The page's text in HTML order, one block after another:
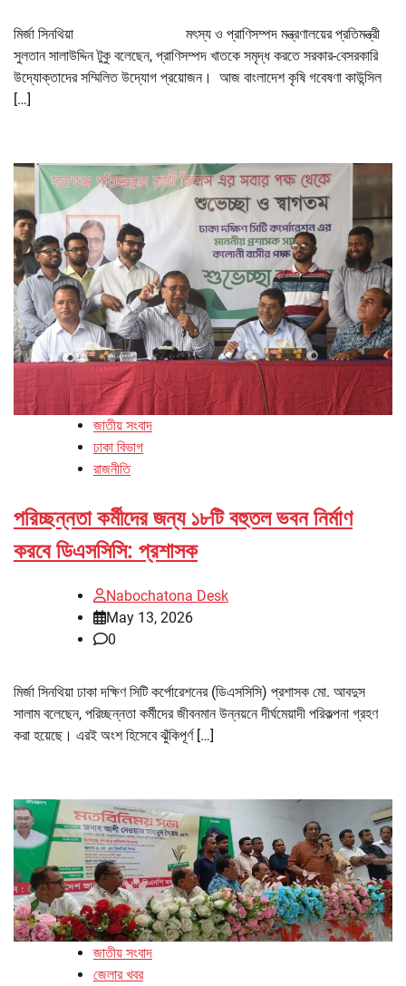
মির্জা সিনথিয়া মৎস্য ও প্রাণিসম্পদ মন্ত্রণালয়ের প্রতিমন্ত্রী
সুলতান সালাউদ্দিন টুকু বলেছেন, প্রাণিসম্পদ খাতকে সমৃদ্ধ করতে সরকার-বেসরকারি
উদ্যোক্তাদের সম্মিলিত উদ্যোগ প্রয়োজন। আজ বাংলাদেশ কৃষি গবেষণা কাউন্সিল
[…]
জাতীয় সংবাদ
ঢাকা বিভাগ
রাজনীতি
পরিচ্ছন্নতা কর্মীদের জন্য ১৮টি বহুতল ভবন নির্মাণ
করবে ডিএসসিসি: প্রশাসক
Nabochatona Desk
May 13, 2026
0
মির্জা সিনথিয়া ঢাকা দক্ষিণ সিটি কর্পোরেশনের (ডিএসসিসি) প্রশাসক মো. আবদুস
সালাম বলেছেন, পরিচ্ছন্নতা কর্মীদের জীবনমান উন্নয়নে দীর্ঘমেয়াদী পরিকল্পনা গ্রহণ
করা হয়েছে। এরই অংশ হিসেবে ঝুঁকিপূর্ণ […]
জাতীয় সংবাদ
জেলার খবর